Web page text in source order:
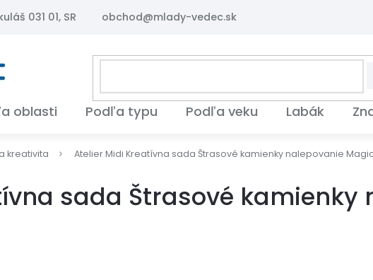
031 01, SR obchod@mlady-vedec.sk
oblasti Podľa typu Podľa veku Labák
kreativita Atelier Midi Kreatívna sada Štrasové kamienky nalepovanie
sada Štrasové kamienky